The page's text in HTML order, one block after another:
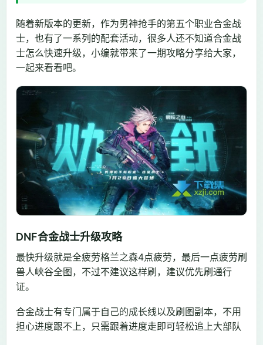
随着新版本的更新，作为男神抢手的第五个职业合金战
士，也有了一系列的配套活动，很多人还不知道合金战
士怎么快速升级，小编就带来了一期攻略分享给大家，
一起来看看吧。
DNF合金战士升级攻略
最快升级就是全疲劳格兰之森4点疲劳，最后一点疲劳刷
兽人峡谷全图，不过不建议这样刷，建议优先刷通行
证。
合金战士有专门属于自己的成长线以及刷图副本，不用
担心进度跟不上，只需跟着进度走即可轻松追上大部队